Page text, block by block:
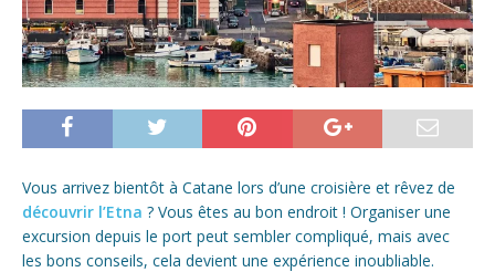
Vous arrivez bientôt à Catane lors d’une croisière et rêvez de
découvrir l’Etna ? Vous êtes au bon endroit ! Organiser une
excursion depuis le port peut sembler compliqué, mais avec
les bons conseils, cela devient une expérience inoubliable.